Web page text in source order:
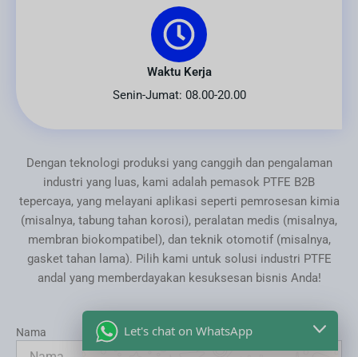
Waktu Kerja
Senin-Jumat: 08.00-20.00
Dengan teknologi produksi yang canggih dan pengalaman
industri yang luas, kami adalah pemasok PTFE B2B
tepercaya, yang melayani aplikasi seperti pemrosesan kimia
(misalnya, tabung tahan korosi), peralatan medis (misalnya,
membran biokompatibel), dan teknik otomotif (misalnya,
gasket tahan lama). Pilih kami untuk solusi industri PTFE
andal yang memberdayakan kesuksesan bisnis Anda!
Nama Let's chat on WhatsApp